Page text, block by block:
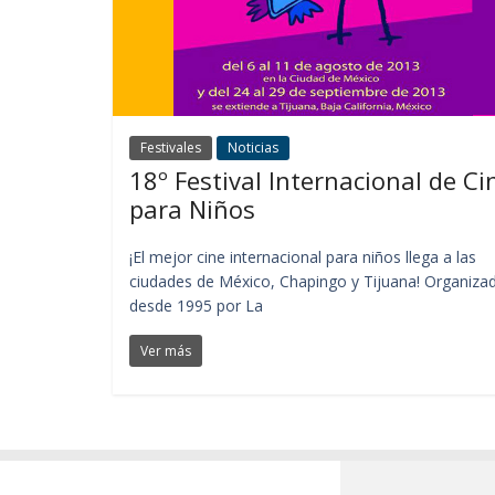
Festivales Noticias
18º Festival Internacional de
para Niños
¡El mejor cine internacional para niños llega a las
ciudades de México, Chapingo y Tijuana!
desde 1995 por La
Ver más